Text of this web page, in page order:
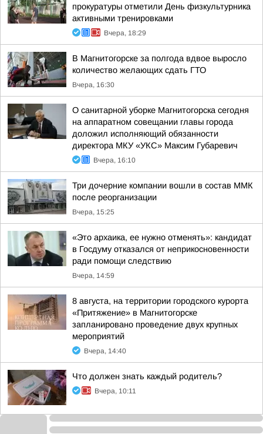
прокуратуры отметили День физкультурника
активными тренировками
Вчера, 18:29
В Магнитогорске за полгода вдвое выросло
количество желающих сдать ГТО
Вчера, 16:30
О санитарной уборке Магнитогорска сегодня
на аппаратном совещании главы города
доложил исполняющий обязанности
директора МКУ «УКС» Максим Губаревич
Вчера, 16:10
Три дочерние компании вошли в состав ММК
после реорганизации
Вчера, 15:25
«Это архаика, ее нужно отменять»: кандидат
в Госдуму отказался от неприкосновенности
ради помощи следствию
Вчера, 14:59
8 августа, на территории городского курорта
«Притяжение» в Магнитогорске
запланировано проведение двух крупных
мероприятий
Вчера, 14:40
Что должен знать каждый родитель?
Вчера, 10:11